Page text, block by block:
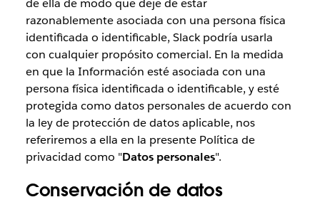
razonablemente asociada con una persona física
identificada o identificable, Slack podría usarla
con cualquier propósito comercial. En la medida
en que la Información esté asociada con una
persona física identificada o identificable, y esté
protegida como datos personales de acuerdo con
la ley de protección de datos aplicable, nos
referiremos a ella en la presente Política de
privacidad como "Datos personales".
Conservación de datos